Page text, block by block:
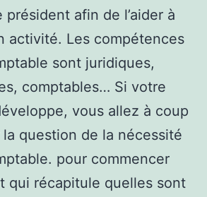
président afin de l’aider à
activité. Les compétences
sont juridiques,
comptables… Si votre
vous allez à coup
question de la nécessité
pour commencer
qui récapitule quelles sont